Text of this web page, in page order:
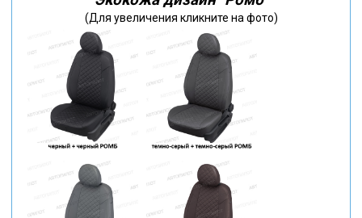
(Для увеличения кликните на фото)